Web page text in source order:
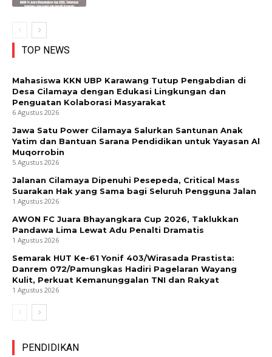
TOP NEWS
Mahasiswa KKN UBP Karawang Tutup Pengabdian di
Desa Cilamaya dengan Edukasi Lingkungan dan
Penguatan Kolaborasi Masyarakat
6 Agustus 2026
Jawa Satu Power Cilamaya Salurkan Santunan Anak
Yatim dan Bantuan Sarana Pendidikan untuk Yayasan Al
Muqorrobin
5 Agustus 2026
Jalanan Cilamaya Dipenuhi Pesepeda, Critical Mass
Suarakan Hak yang Sama bagi Seluruh Pengguna Jalan
1 Agustus 2026
AWON FC Juara Bhayangkara Cup 2026, Taklukkan
Pandawa Lima Lewat Adu Penalti Dramatis
1 Agustus 2026
Semarak HUT Ke-61 Yonif 403/Wirasada Prastista:
Danrem 072/Pamungkas Hadiri Pagelaran Wayang
Kulit, Perkuat Kemanunggalan TNI dan Rakyat
1 Agustus 2026
PENDIDIKAN